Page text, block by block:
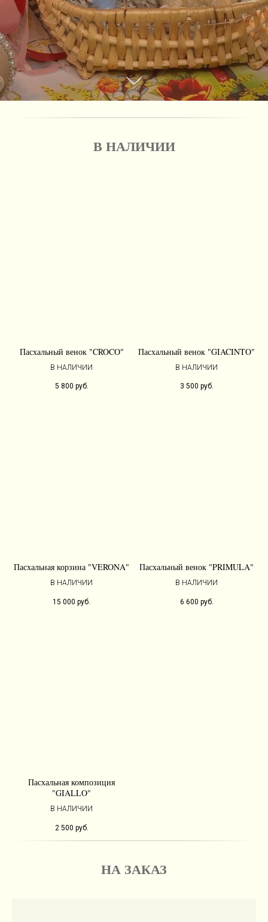
В НАЛИЧИИ
Пасхальный венок "CROCO"
В НАЛИЧИИ
5 800 руб.
Пасхальный венок "GIACINTO"
В НАЛИЧИИ
3 500 руб.
Пасхальная корзина "VERONA"
В НАЛИЧИИ
15 000 руб.
Пасхальный венок "PRIMULA"
В НАЛИЧИИ
6 600 руб.
Пасхальная композиция
"GIALLO"
В НАЛИЧИИ
2 500 руб.
НА ЗАКАЗ